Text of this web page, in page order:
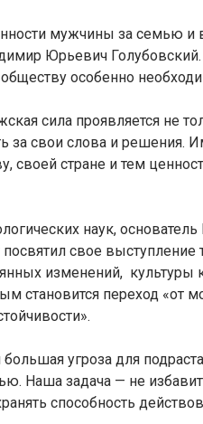
мужчины за семью и
Юрьевич
особенно
сила проявляется не
за свои слова и
своей стране и тем
наук,
посвятил свое
изменений, культуры
становится переход «от
большая угроза для
Наша задача — не
способность